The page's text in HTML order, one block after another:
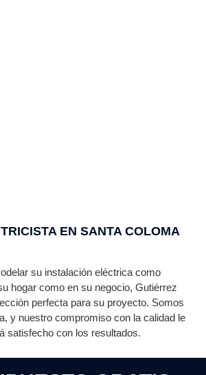
EN SANTA COLOMA
su instalación eléctrica como
hogar como en su negocio, Gutiérrez
perfecta para su proyecto. Somos
y nuestro compromiso con la calidad le
satisfecho con los resultados.